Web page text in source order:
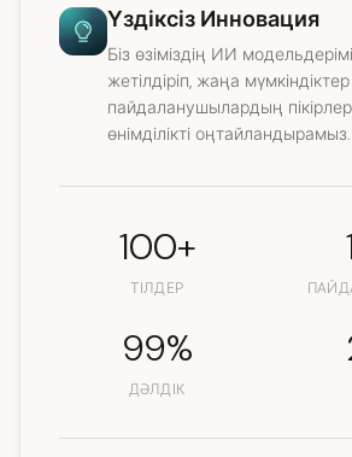
Үздіксіз Инновация
Біз өзіміздің ИИ
жетілдіріп, жаңа
пайдаланушылардың
өнімділікті оңтайландырамыз.
100+
ТІЛДЕР
99%
ДӘЛДІК